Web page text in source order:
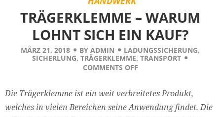
TRÄGERKLEMME – WARUM
LOHNT SICH EIN KAUF?
MÄRZ 21, 2018 BYADMIN LADUNGSSICHERUNG,
SICHERLUNG,TRÄGERKLEMME,TRANSPORT
COMMENTS OFF
Die Trägerklemme ist ein weit verbreitetes Produkt,
welches in vielen Bereichen seine Anwendung findet. Die